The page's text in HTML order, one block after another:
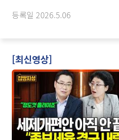
등록일 2026.5.06
[최신영상]